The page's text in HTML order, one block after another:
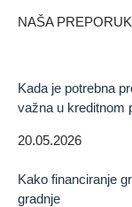
NAŠA
Kada je potrebna
važna u kreditnom
20.05.2026
Kako financiranje
gradnje